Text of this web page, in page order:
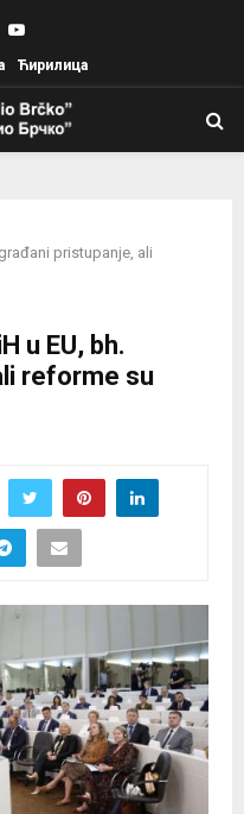
Youtube
Ћирилица
pristupanje, ali
u EU, bh.
reforme su